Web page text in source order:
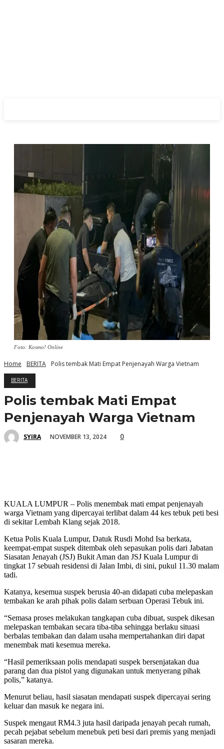
Foto: Kosmo! Online
Home BERITA Polis tembak Mati Empat Penjenayah Warga Vietnam
BERITA
Polis tembak Mati Empat
Penjenayah Warga Vietnam
SYIRA NOVEMBER 13, 2024 0
KUALA LUMPUR – Polis menembak mati empat penjenayah
warga Vietnam yang dipercayai terlibat dalam 44 kes tebuk peti besi
di sekitar Lembah Klang sejak 2018.
Ketua Polis Kuala Lumpur, Datuk Rusdi Mohd Isa berkata,
keempat-empat suspek ditembak oleh sepasukan polis dari Jabatan
Siasatan Jenayah (JSJ) Bukit Aman dan JSJ Kuala Lumpur di
tingkat 17 sebuah residensi di Jalan Imbi, di sini, pukul 11.30 malam
tadi.
Katanya, kesemua suspek berusia 40-an didapati cuba melepaskan
tembakan ke arah pihak polis dalam serbuan Operasi Tebuk ini.
“Semasa proses melakukan tangkapan cuba dibuat, suspek dikesan
melepaskan tembakan secara tiba-tiba sehingga berlaku situasi
berbalas tembakan dan dalam usaha mempertahankan diri dapat
menembak mati kesemua mereka.
“Hasil pemeriksaan polis mendapati suspek bersenjatakan dua
parang dan dua pistol yang digunakan untuk menyerang pihak
polis,” katanya.
Menurut beliau, hasil siasatan mendapati suspek dipercayai sering
keluar dan masuk ke negara ini.
Suspek mengaut RM4.3 juta hasil daripada jenayah pecah rumah,
pecah pejabat sebelum menebuk peti besi dari premis yang menjadi
sasaran mereka.